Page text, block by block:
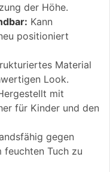
der Höhe.
Kann
positioniert
Material
Look.
mit
für Kinder und den
gegen
feuchten Tuch zu